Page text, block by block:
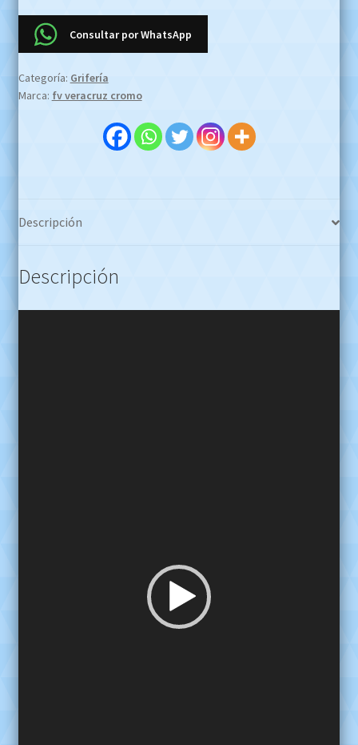
Duchon
OFERTA
Consultar por WhatsApp
Categoría: Grifería
Marca: fv veracruz cromo
Descripción
Descripción